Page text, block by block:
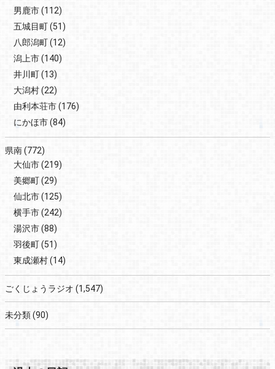
男鹿市(112)
五城目町(51)
八郎潟町(12)
潟上市(140)
井川町(13)
大潟村(22)
由利本荘市(176)
にかほ市(84)
県南(772)
大仙市(219)
美郷町(29)
仙北市(125)
横手市(242)
湯沢市(88)
羽後町(51)
東成瀬村(14)
ごくじょうラジオ (1,547)
未分類(90)